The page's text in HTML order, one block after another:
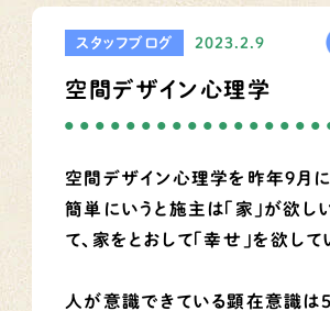
スタッフブログ 2023.2.9
空間デザイン心理学
空間デザイン心理学を昨年9月に
簡単にいうと施主は「家」が欲し
て、家をとおして「幸せ」を欲して
人が意識できている顕在意識は